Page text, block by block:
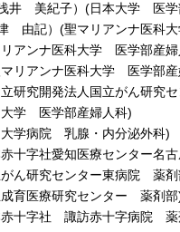
井 美紀子）(日本大学 医学
由記）(聖マリアンナ医科
アンナ医科大学 医学部産婦
リアンナ医科大学 医学部産
研究開発法人国立がん研究
学 医学部産婦人科)
学病院 乳腺・内分泌外科)
十字社愛知医療センター名
ん研究センター東病院 薬剤
育医療研究センター 薬剤部
十字社 諏訪赤十字病院 薬